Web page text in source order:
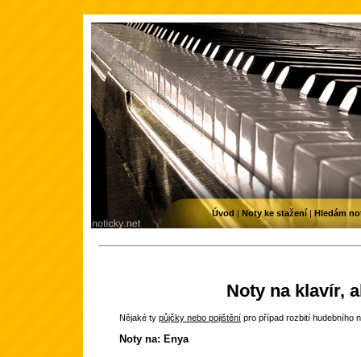
Noty na klavír,
Nějaké ty půjčky nebo pojištění pro případ rozbití hudebního
Noty na: Enya
Úvod | Noty ke stažení| Hledám